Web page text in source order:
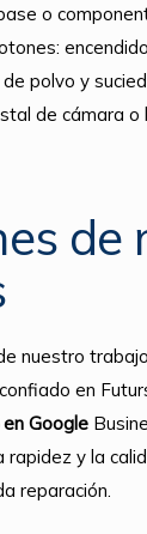
o
polvo y
de cámara
de
nuestro
en
Google
rapidez y la
reparación.